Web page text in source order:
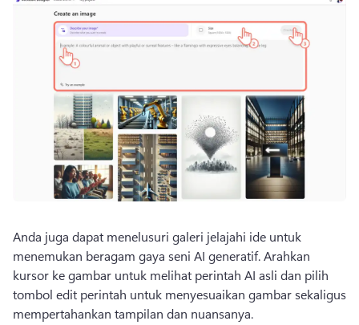
Anda juga dapat menelusuri galeri jelajahi ide untuk
menemukan beragam gaya seni AI generatif. Arahkan
kursor ke gambar untuk melihat perintah AI asli dan pilih
tombol edit perintah untuk menyesuaikan gambar sekaligus
mempertahankan tampilan dan nuansanya.